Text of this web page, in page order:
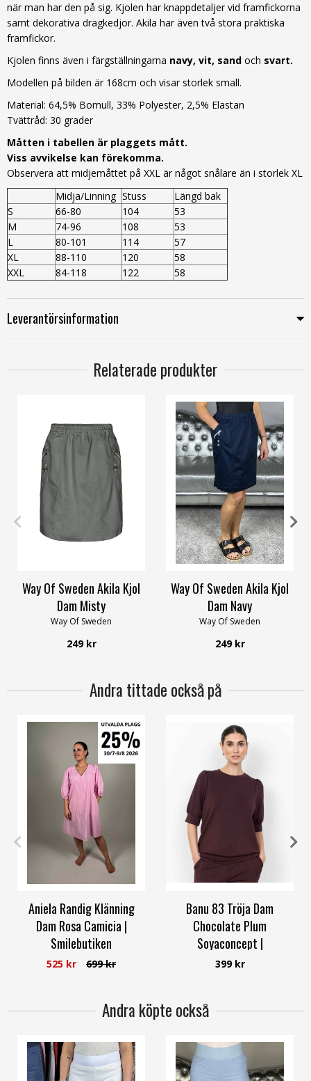
när man har den på sig. Kjolen har knappdetaljer vid framfickorna
samt dekorativa dragkedjor. Akila har även två stora praktiska
framfickor.
Kjolen finns även i färgställningarna navy, vit, sand och svart.
Modellen på bilden är 168cm och visar storlek small.
Material: 64,5% Bomull, 33% Polyester, 2,5% Elastan
Tvättråd: 30 grader
Måtten i tabellen är plaggets mått.
Viss avvikelse kan förekomma.
Observera att midjemåttet på XXL är något snålare än i storlek XL
Midja/Linning Stuss
Längd bak
S
66-80 104
53
M
74-96 108
53
L
80-101 114
57
XL
88-110 120
58
XXL
84-118 122 58
Leverantörsinformation
Relaterade produkter
Way Of Sweden Akila Kjol
Dam Misty
Way Of Sweden
249 kr
S M XL XXL
Way Of Sweden Akila Kjol
Dam Navy
Way Of Sweden
249 kr
Andra tittade också på
S/M
Aniela Randig Klänning
Dam Rosa Camicia |
Smilebutiken
Camicia
525 kr 699 kr
S XXL
Banu 83 Tröja Dam
Chocolate Plum
Soyaconcept |
Smilebutiken
399 kr
Andra köpte också